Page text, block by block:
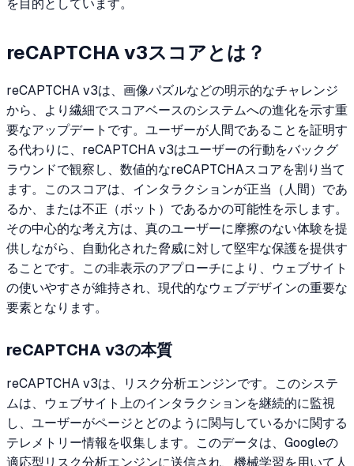
を目的としています。
reCAPTCHA v3スコアとは？
reCAPTCHA v3は、画像パズルなどの明示的なチャレンジ
から、より繊細でスコアベースのシステムへの進化を示す重
要なアップデートです。ユーザーが人間であることを証明す
る代わりに、reCAPTCHA v3はユーザーの行動をバックグ
ラウンドで観察し、数値的なreCAPTCHAスコアを割り当て
ます。このスコアは、インタラクションが正当（人間）であ
るか、または不正（ボット）であるかの可能性を示します。
その中心的な考え方は、真のユーザーに摩擦のない体験を提
供しながら、自動化された脅威に対して堅牢な保護を提供す
ることです。この非表示のアプローチにより、ウェブサイト
の使いやすさが維持され、現代的なウェブデザインの重要な
要素となります。
reCAPTCHA v3の本質
reCAPTCHA v3は、リスク分析エンジンです。このシステ
ムは、ウェブサイト上のインタラクションを継続的に監視
し、ユーザーがページとどのように関与しているかに関する
テレメトリー情報を収集します。このデータは、Googleの
適応型リスク分析エンジンに送信され、機械学習を用いて人